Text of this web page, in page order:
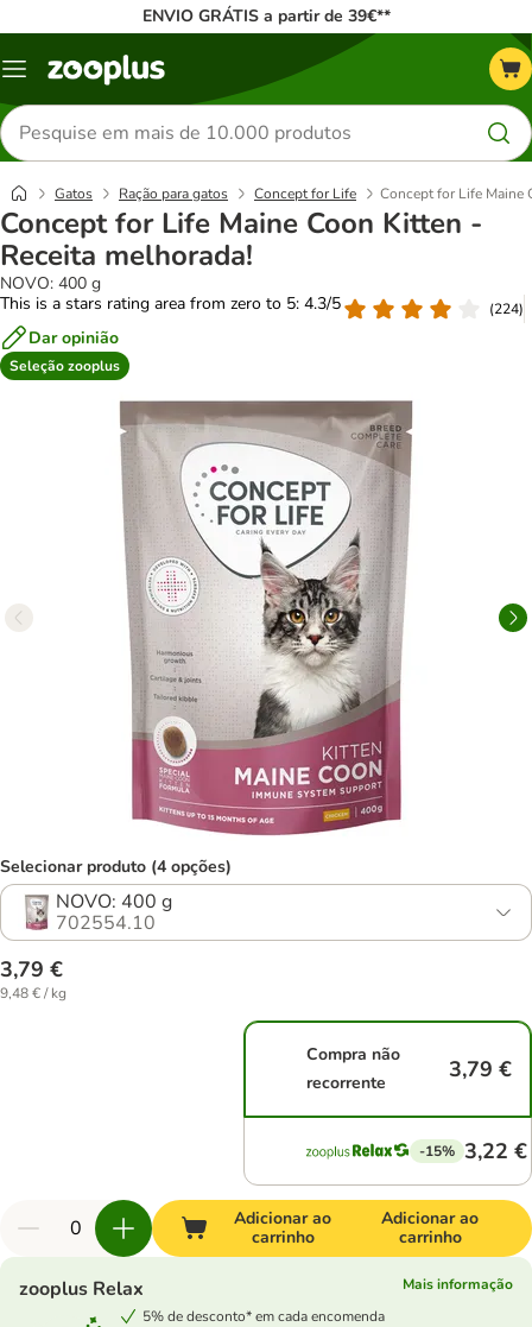
ENVIO GRÁTIS a partir de 39€**
Menu
Pesquisar
produtos
Gatos Ração para gatos Concept for Life Concept for Life Maine
Concept for Life Maine Coon Kitten -
Receita melhorada!
NOVO: 400 g
This is a stars rating area from zero to 5: 4.3/5
(224)
Dar opinião
Seleção zooplus
Selecionar produto (4 opções)
NOVO: 400 g
702554.10
3,79 €
9,48 € / kg
Compra não
recorrente
3,79 €
-15% 3,22 €
Adicionar ao
carrinho
Adicionar ao
carrinho
zooplus Relax
Mais informação
5% de desconto* em cada encomenda